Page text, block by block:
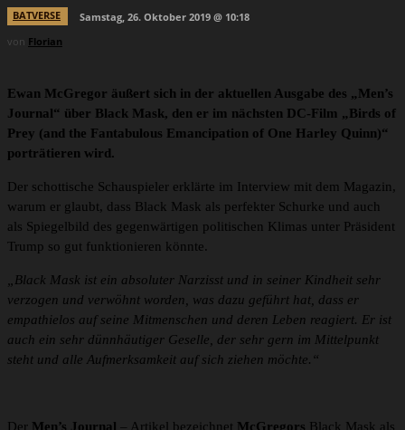
BATVERSE
Samstag, 26. Oktober 2019 @ 10:18
von Florian
Ewan McGregor äußert sich in der aktuellen Ausgabe des „Men’s
Journal“ über Black Mask, den er im nächsten DC-Film „Birds of
Prey (and the Fantabulous Emancipation of One Harley Quinn)“
porträtieren wird.
Der schottische Schauspieler erklärte im Interview mit dem Magazin,
warum er glaubt, dass Black Mask als perfekter Schurke und auch
als Spiegelbild des gegenwärtigen politischen Klimas unter Präsident
Trump so gut funktionieren könnte.
„Black Mask ist ein absoluter Narzisst und in seiner Kindheit sehr
verzogen und verwöhnt worden, was dazu geführt hat, dass er
empathielos auf seine Mitmenschen und deren Leben reagiert. Er ist
auch ein sehr dünnhäutiger Geselle, der sehr gern im Mittelpunkt
steht und alle Aufmerksamkeit auf sich ziehen möchte.“
Der Men’s Journal – Artikel bezeichnet McGregors Black Mask als